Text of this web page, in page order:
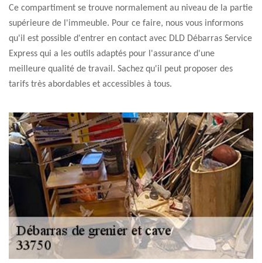
Ce compartiment se trouve normalement au niveau de la partie
supérieure de l'immeuble. Pour ce faire, nous vous informons
qu'il est possible d'entrer en contact avec DLD Débarras Service
Express qui a les outils adaptés pour l'assurance d'une
meilleure qualité de travail. Sachez qu'il peut proposer des
tarifs très abordables et accessibles à tous.